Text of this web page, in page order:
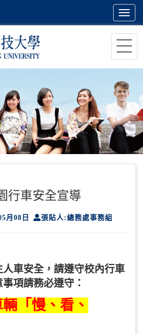
行車安全宣導
月08日 張貼人:總務處事務組
車安全，請遵守校內行車
項請務必遵守：
「慢、看、